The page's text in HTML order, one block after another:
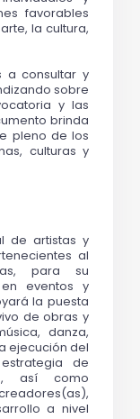
favorables
la cultura,
a consultar y
sobre
y las
brinda
pleno de los
culturas y
de artistas y
al
para su
eventos y
la puesta
de obras y
danza,
ejecución del
de
así como
a nivel